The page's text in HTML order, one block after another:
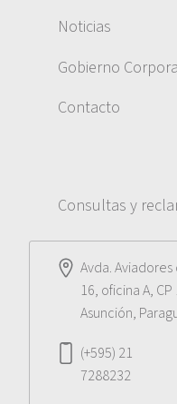
Noticias
Gobierno
Contacto
Consultas y
Avda.
16, oficina A,
Asunción,
(+595) 21
7288232